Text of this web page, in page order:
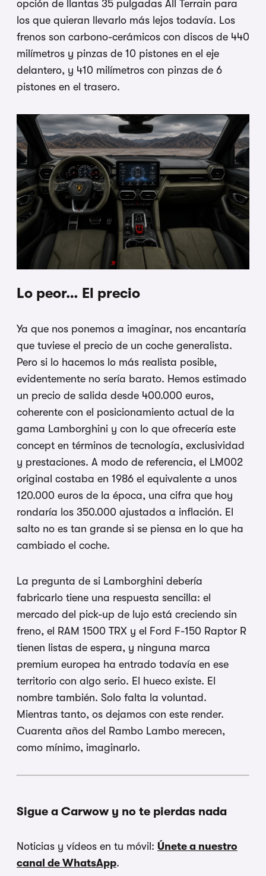
opción de llantas 35 pulgadas All Terrain para
los que quieran llevarlo más lejos todavía. Los
frenos son carbono-cerámicos con discos de 440
milímetros y pinzas de 10 pistones en el eje
delantero, y 410 milímetros con pinzas de 6
pistones en el trasero.
Lo peor… El precio
Ya que nos ponemos a imaginar, nos encantaría
que tuviese el precio de un coche generalista.
Pero si lo hacemos lo más realista posible,
evidentemente no sería barato. Hemos estimado
un precio de salida desde 400.000 euros,
coherente con el posicionamiento actual de la
gama Lamborghini y con lo que ofrecería este
concept en términos de tecnología, exclusividad
y prestaciones. A modo de referencia, el LM002
original costaba en 1986 el equivalente a unos
120.000 euros de la época, una cifra que hoy
rondaría los 350.000 ajustados a inflación. El
salto no es tan grande si se piensa en lo que ha
cambiado el coche.
La pregunta de si Lamborghini debería
fabricarlo tiene una respuesta sencilla: el
mercado del pick-up de lujo está creciendo sin
freno, el RAM 1500 TRX y el Ford F-150 Raptor R
tienen listas de espera, y ninguna marca
premium europea ha entrado todavía en ese
territorio con algo serio. El hueco existe. El
nombre también. Solo falta la voluntad.
Mientras tanto, os dejamos con este render.
Cuarenta años del Rambo Lambo merecen,
como mínimo, imaginarlo.
Sigue a Carwow y no te pierdas nada
Noticias y vídeos en tu móvil: Únete a nuestro
canal de WhatsApp.